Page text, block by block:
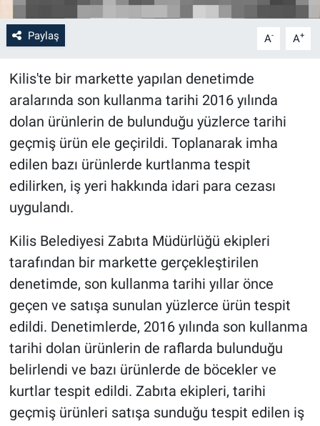
Paylaş A- A+
Kilis'te bir markette yapılan denetimde
aralarında son kullanma tarihi 2016 yılında
dolan ürünlerin de bulunduğu yüzlerce tarihi
geçmiş ürün ele geçirildi. Toplanarak imha
edilen bazı ürünlerde kurtlanma tespit
edilirken, iş yeri hakkında idari para cezası
uygulandı.
Kilis Belediyesi Zabıta Müdürlüğü ekipleri
tarafından bir markette gerçekleştirilen
denetimde, son kullanma tarihi yıllar önce
geçen ve satışa sunulan yüzlerce ürün tespit
edildi. Denetimlerde, 2016 yılında son kullanma
tarihi dolan ürünlerin de raflarda bulunduğu
belirlendi ve bazı ürünlerde de böcekler ve
kurtlar tespit edildi. Zabıta ekipleri, tarihi
geçmiş ürünleri satışa sunduğu tespit edilen iş